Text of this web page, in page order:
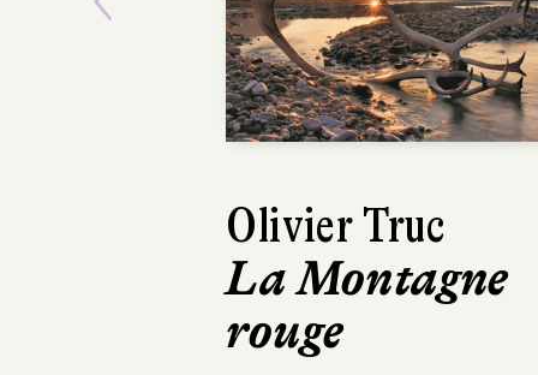
Emmanuelle
Pirotte
De
Previous